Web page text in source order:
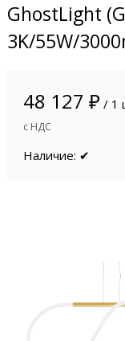
GhostLight
3K/55W/
48 127 ₽ / 1
с НДС
Наличие: ✔